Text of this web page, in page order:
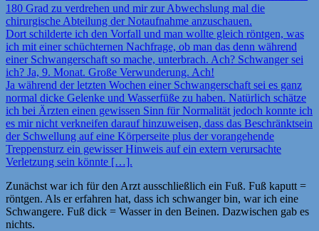
180 Grad zu verdrehen und mir zur Abwechslung mal die
chirurgische Abteilung der Notaufnahme anzuschauen.
Dort schilderte ich den Vorfall und man wollte gleich röntgen, was
ich mit einer schüchternen Nachfrage, ob man das denn während
einer Schwangerschaft so mache, unterbrach. Ach? Schwanger sei
ich? Ja, 9. Monat. Große Verwunderung. Ach!
Ja während der letzten Wochen einer Schwangerschaft sei es ganz
normal dicke Gelenke und Wasserfüße zu haben. Natürlich schätze
ich bei Ärzten einen gewissen Sinn für Normalität jedoch konnte ich
es mir nicht verkneifen darauf hinzuweisen, dass das Beschränktsein
der Schwellung auf eine Körperseite plus der vorangehende
Treppensturz ein gewisser Hinweis auf ein extern verursachte
Verletzung sein könnte […].
Zunächst war ich für den Arzt ausschließlich ein Fuß. Fuß kaputt =
röntgen. Als er erfahren hat, dass ich schwanger bin, war ich eine
Schwangere. Fuß dick = Wasser in den Beinen. Dazwischen gab es
nichts.